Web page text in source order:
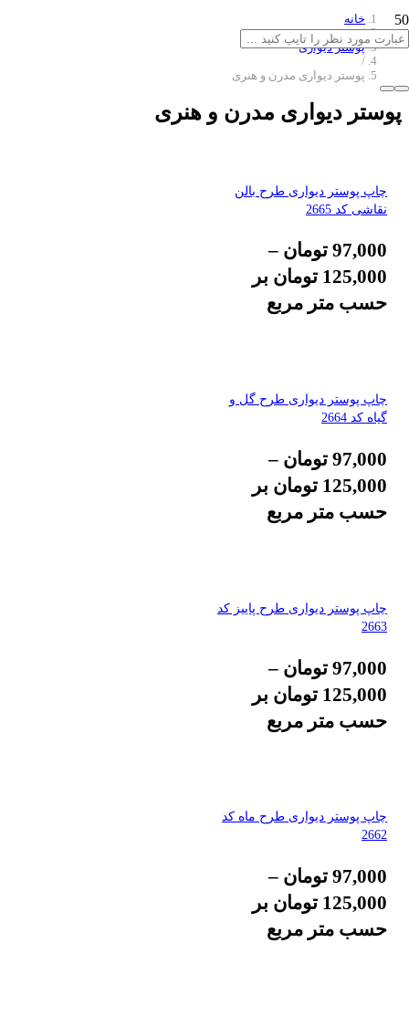
خانه
/
پوستر دیواری
/
پوستر دیواری مدرن و هنری
پوستر دیواری مدرن و هنری
چاپ پوستر دیواری طرح بالن
نقاشی کد 2665
97,000 تومان –
125,000 تومان بر
حسب متر مربع
چاپ پوستر دیواری طرح گل و
گیاه کد 2664
97,000 تومان –
125,000 تومان بر
حسب متر مربع
چاپ پوستر دیواری طرح پاییز کد
2663
97,000 تومان –
125,000 تومان بر
حسب متر مربع
چاپ پوستر دیواری طرح ماه کد
2662
97,000 تومان –
125,000 تومان بر
حسب متر مربع